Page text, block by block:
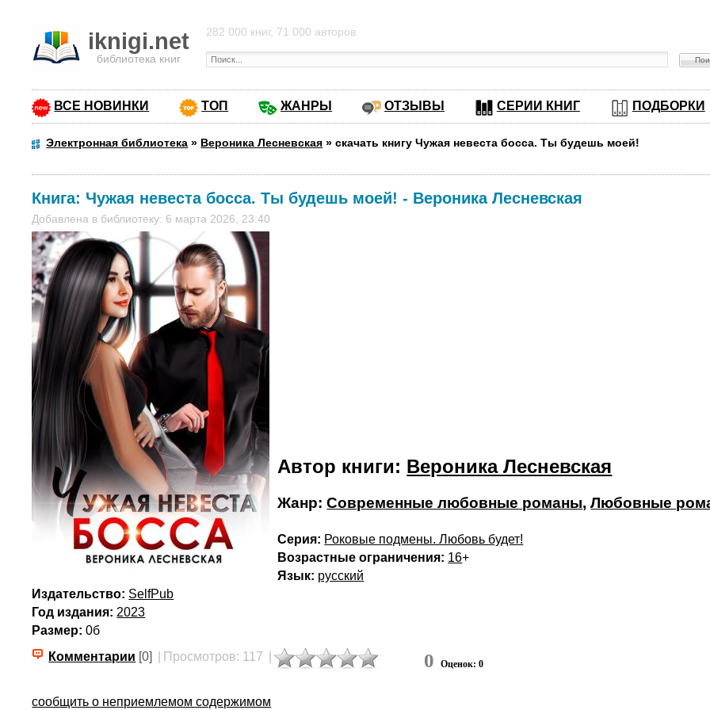
iknigi.net
библиотека книг
282 000 книг, 71 000 авторов
ВСЕ НОВИНКИ ТОП ЖАНРЫ ОТЗЫВЫ СЕРИИ КНИГ ПОДБОРКИ
Электронная библиотека » Вероника Лесневская »скачать книгу Чужая невеста босса. Ты будешь моей!
Книга: Чужая невеста босса. Ты будешь моей! - Вероника Лесневская
Добавлена в библиотеку: 6 марта 2026, 23:40
Автор книги: Вероника Лесневская
Жанр:Современные любовные романы,Любовные
Серия: Роковые подмены. Любовь будет!
Возрастные ограничения: 16+
Язык: русский
Издательство: SelfPub
Год издания: 2023
Размер: 0б
Комментарии [0] Просмотров: 117 0 Оценок: 0
сообщить о неприемлемом содержимом